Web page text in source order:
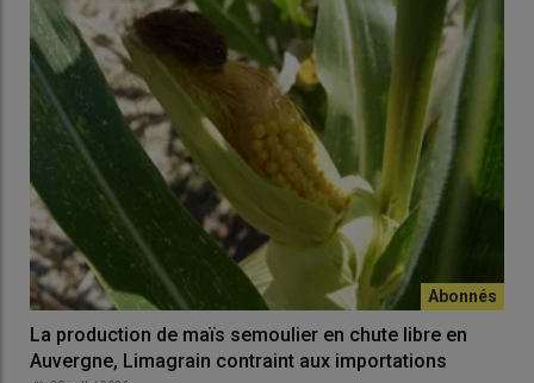
La production de maïs semoulier en chute libre en
Auvergne, Limagrain contraint aux importations